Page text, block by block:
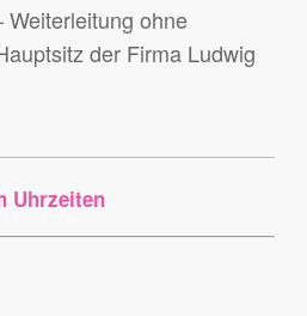
ohne
der Firma Ludwig
Uhrzeiten